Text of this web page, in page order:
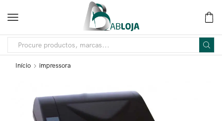
Início impressora